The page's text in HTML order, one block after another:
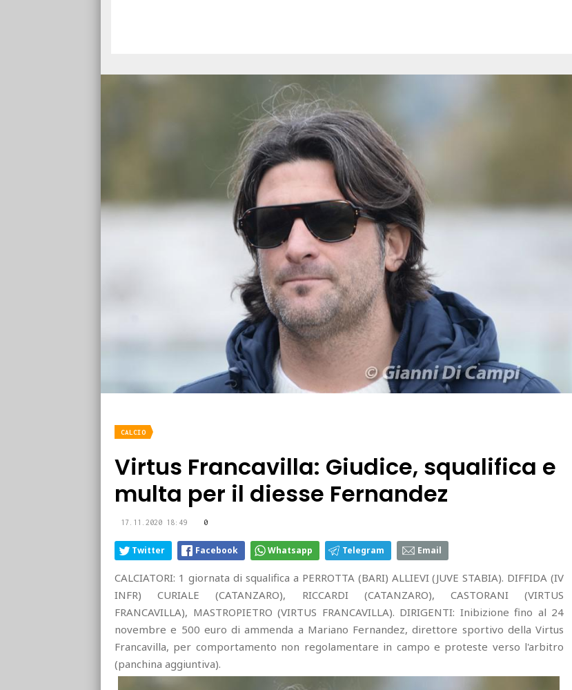
CALCIO
Virtus Francavilla: Giudice, squalifica e
multa per il diesse Fernandez
17.11.2020 18:49 0
Twitter Facebook Whatsapp Telegram Email
CALCIATORI: 1 giornata di squalifica a PERROTTA (BARI) ALLIEVI (JUVE STABIA). DIFFIDA (IV
INFR) CURIALE (CATANZARO), RICCARDI (CATANZARO), CASTORANI (VIRTUS
FRANCAVILLA), MASTROPIETRO (VIRTUS FRANCAVILLA). DIRIGENTI: Inibizione fino al 24
novembre e 500 euro di ammenda a Mariano Fernandez, direttore sportivo della Virtus
Francavilla, per comportamento non regolamentare in campo e proteste verso l'arbitro
(panchina aggiuntiva).